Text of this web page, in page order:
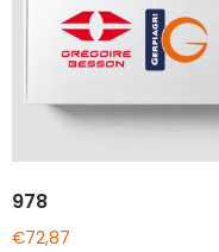
978
€72,87